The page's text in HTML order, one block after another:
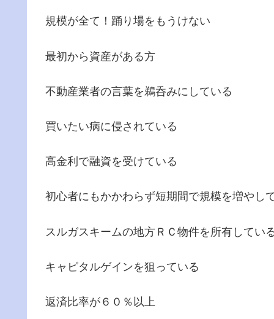
規模が全て！踊り場をもうけない
最初から資産がある方
不動産業者の言葉を鵜呑みにしている
買いたい病に侵されている
高金利で融資を受けている
初心者にもかかわらず短期間で規模を増やし
スルガスキームの地方ＲＣ物件を所有してい
キャピタルゲインを狙っている
返済比率が６０％以上